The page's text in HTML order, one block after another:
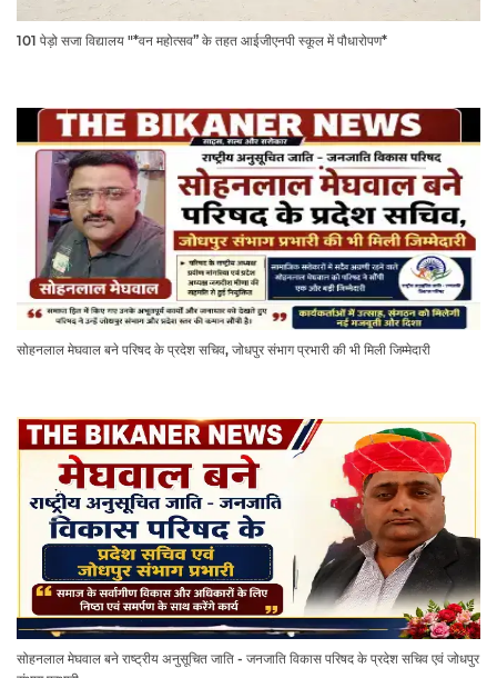
101 पेड़ो सजा विद्यालय "*वन महोत्सव” के तहत आईजीएनपी स्कूल में पौधारोपण*
सोहनलाल मेघवाल बने परिषद के प्रदेश सचिव, जोधपुर संभाग प्रभारी की भी मिली जिम्मेदारी
सोहनलाल मेघवाल बने राष्ट्रीय अनुसूचित जाति - जनजाति विकास परिषद के प्रदेश सचिव एवं जोधपुर